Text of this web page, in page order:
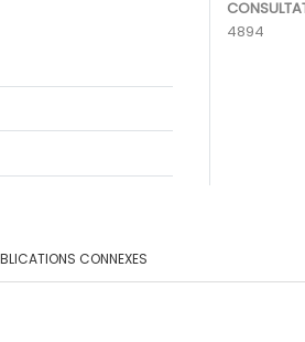
4894
CONNEXES